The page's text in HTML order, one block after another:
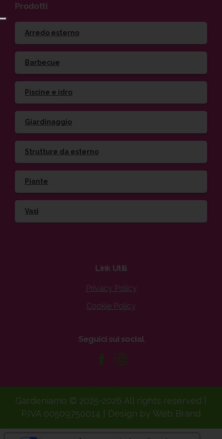
Prodotti
Arredo esterno
Barbecue
Piscine e idro
Giardinaggio
Strutture da esterno
Piante
Vasi
Link Utili
Privacy Policy
Cookie Policy
Seguici sui social
Gardeniamo © 2025-2026 All rights reserved |
P.IVA 00509750014 | Design by Web Brand